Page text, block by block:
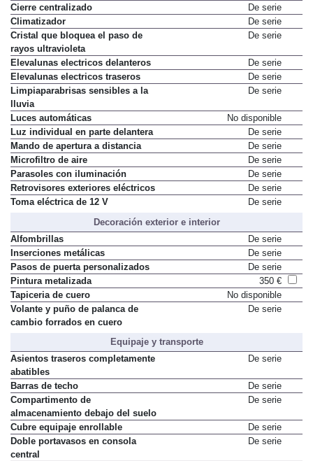
Cierre centralizado
De serie
Climatizador
De serie
Cristal que bloquea el paso de
rayos ultravioleta
De serie
Elevalunas electricos delanteros
De serie
Elevalunas electricos traseros
De serie
Limpiaparabrisas sensibles a la
lluvia
De serie
Luces automáticas
No disponible
Luz individual en parte delantera
De serie
Mando de apertura a distancia
De serie
Microfiltro de aire
De serie
Parasoles con iluminación
De serie
Retrovisores exteriores eléctricos
De serie
Toma eléctrica de 12 V
De serie
Decoración exterior e interior
Alfombrillas
De serie
Inserciones metálicas
De serie
Pasos de puerta personalizados
De serie
Pintura metalizada
350 €
Tapiceria de cuero
No disponible
Volante y puño de palanca de
cambio forrados en cuero
De serie
Equipaje y transporte
Asientos traseros completamente
abatibles
De serie
Barras de techo
De serie
Compartimento de
almacenamiento debajo del suelo
De serie
Cubre equipaje enrollable
De serie
Doble portavasos en consola
central
De serie